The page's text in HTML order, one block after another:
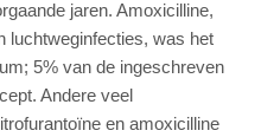
jaren. Amoxicilline,
luchtweginfecties, was het
5% van de ingeschreven
Andere veel
en amoxicilline